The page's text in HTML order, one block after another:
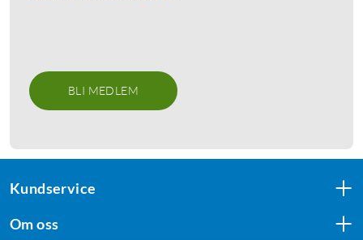
BLI MEDLEM
Kundservice
Om oss